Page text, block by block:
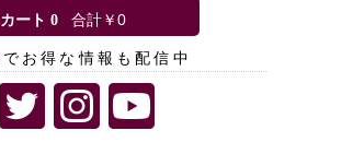
0 ￥0
でお得な情報も配信中